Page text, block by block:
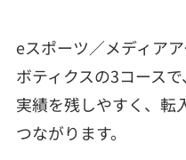
eスポーツ／メディア
ボティクスの3コース
実績を残しやすく、転
つながります。